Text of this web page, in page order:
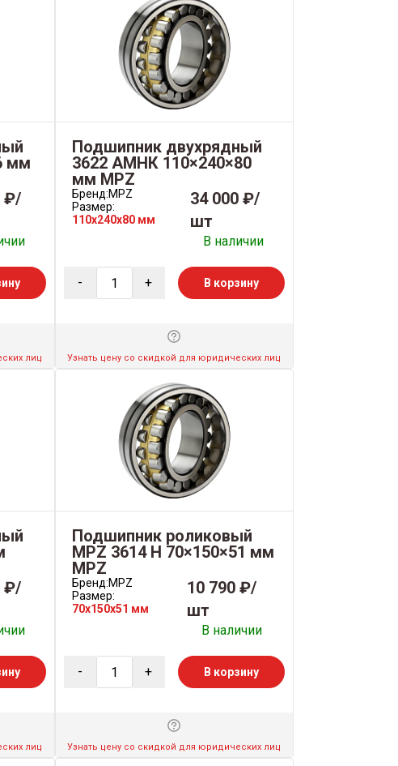
мм
₽/
лиц
Подшипник двухрядный
3622 АМНК 110×240×80
мм MPZ
Бренд:MPZ
Размер:
110x240x80 мм
34 000 ₽/
шт
В наличии
- + В корзину
Узнать цену со скидкой для юридических лиц
₽/
лиц
Подшипник роликовый
MPZ 3614 Н 70×150×51 мм
MPZ
Бренд:MPZ
Размер:
70x150x51 мм
10 790 ₽/
шт
В наличии
- + В корзину
Узнать цену со скидкой для юридических лиц